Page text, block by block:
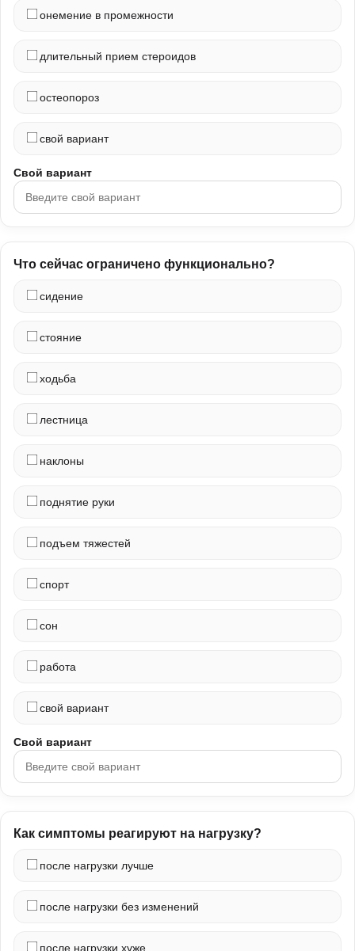
онемение в промежности
длительный прием стероидов
остеопороз
свой вариант
Свой вариант
Что сейчас ограничено функционально?
сидение
стояние
ходьба
лестница
наклоны
поднятие руки
подъем тяжестей
спорт
сон
работа
свой вариант
Свой вариант
Как симптомы реагируют на нагрузку?
после нагрузки лучше
после нагрузки без изменений
после нагрузки хуже